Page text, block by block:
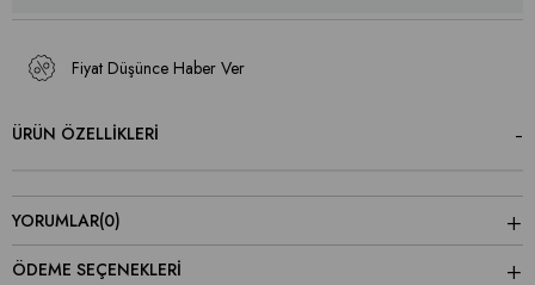
Fiyat Düşünce Haber Ver
ÜRÜN ÖZELLIKLERI
YORUMLAR(0)
ÖDEME SEÇENEKLERI